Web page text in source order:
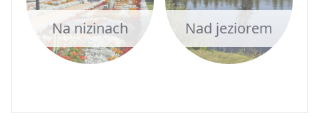
Na nizinach Nad jeziorem